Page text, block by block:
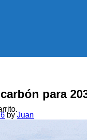
para
by Juan